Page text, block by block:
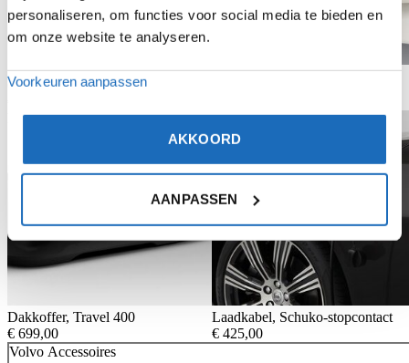
personaliseren, om functies voor social media te bieden en
om onze website te analyseren.
Voorkeuren aanpassen
AKKOORD
AANPASSEN
Opbergtas voor laadkabel (beige)
Brilhouder
Bekijk product
Dakkoffer, Travel 400
€ 699,00
Bekijk product
Laadkabel, Schuko-stopcontact
€ 425,00
Volvo Accessoires